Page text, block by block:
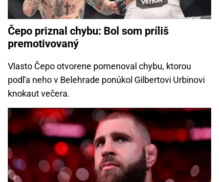
Čepo priznal chybu: Bol som príliš
premotivovaný
Vlasto Čepo otvorene pomenoval chybu, ktorou
podľa neho v Belehrade ponúkol Gilbertovi Urbinovi
knokaut večera.